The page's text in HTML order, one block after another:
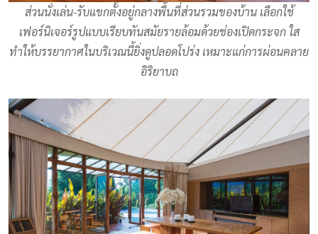
ส่วนนั่งเล่น-รับแขกตั้งอยู่กลางพื้นที่ส่วนรวมของบ้าน เลือกใช้
เฟอร์นิเจอร์รูปแบบเรียบทันสมัยรายล้อมด้วยช่องเปิดกระจก ใส
ทำให้บรรยากาศในบริเวณนี้ยิ่งดูปลอดโปร่ง เหมาะแก่การผ่อนคลาย
อิริยาบถ